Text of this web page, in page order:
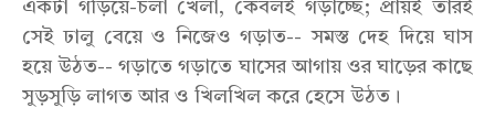
একটা গড়িয়ে-চলা খেলা, কেবলই গড়াচ্ছে; প্রায়ই তারই
সেই ঢালু বেয়ে ও নিজেও গড়াত-- সমস্ত দেহ দিয়ে ঘাস
হয়ে উঠত-- গড়াতে গড়াতে ঘাসের আগায় ওর ঘাড়ের কাছে
সুড়সুড়ি লাগত আর ও খিলখিল করে হেসে উঠত।